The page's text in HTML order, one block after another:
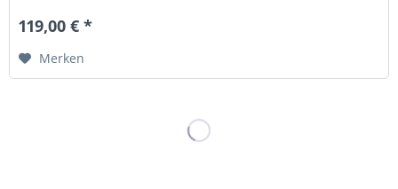
119,00 € *
Merken